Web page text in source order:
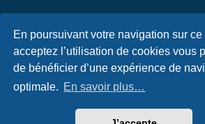
En poursuivant votre navigation sur
acceptez l’utilisation de cookies vous
de bénéficier d’une expérience de
optimale. En savoir plus…